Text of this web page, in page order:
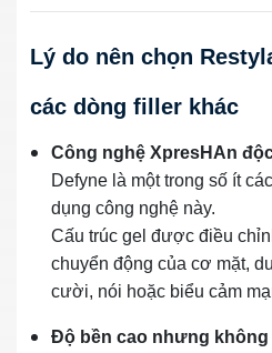
Lý do nên chọn
các dòng filler khác
Công nghệ XpresHAn
Defyne là một trong số ít
dụng công nghệ này.
Cấu trúc gel được điều
chuyển động của cơ mặt,
cười, nói hoặc biểu cảm
Độ bền cao nhưng